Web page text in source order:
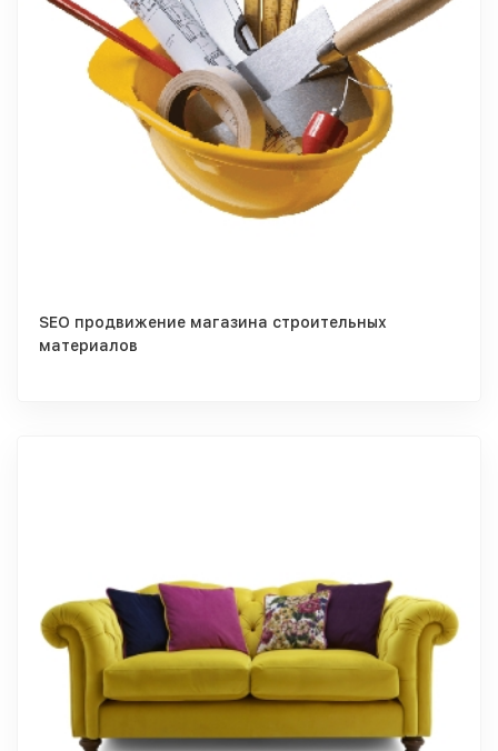
SEO продвижение магазина строительных
материалов